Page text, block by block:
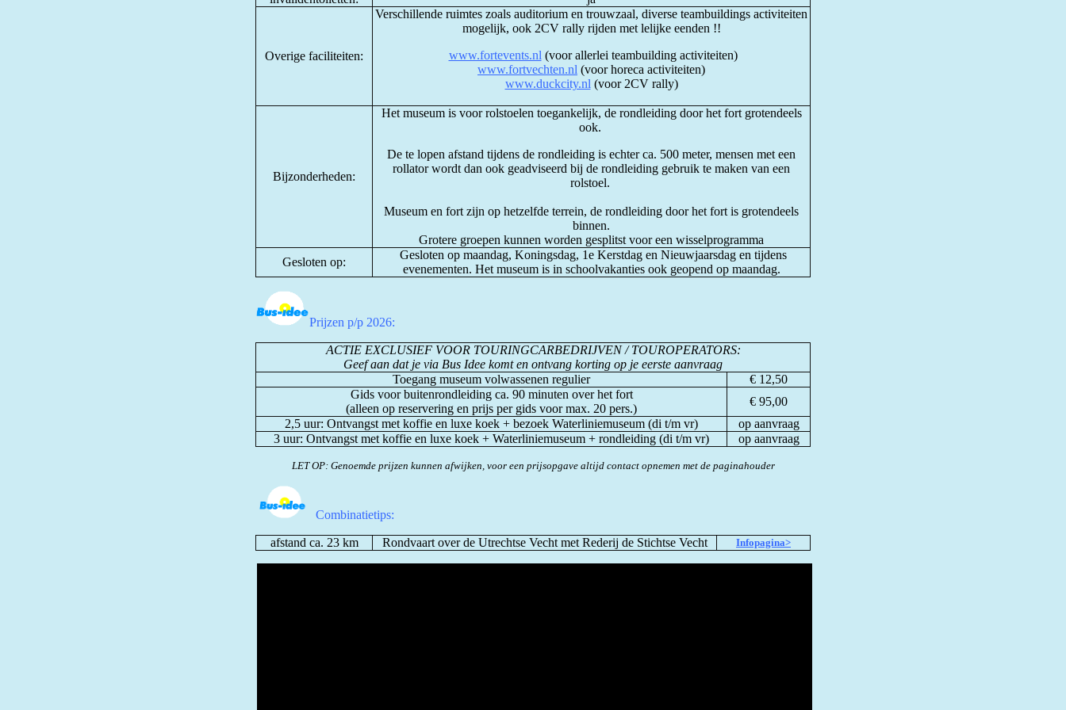
Overige faciliteiten:
Verschillende ruimtes zoals auditorium en trouwzaal, diverse teambuildings activiteiten
mogelijk, ook 2CV rally rijden met lelijke eenden !!
www.fortevents.nl (voor allerlei teambuilding activiteiten)
www.fortvechten.nl (voor horeca activiteiten)
www.duckcity.nl (voor 2CV rally)
Bijzonderheden:
Het museum is voor rolstoelen toegankelijk, de rondleiding door het fort grotendeels
ook.
De te lopen afstand tijdens de rondleiding is echter ca. 500 meter, mensen met een
rollator wordt dan ook geadviseerd bij de rondleiding gebruik te maken van een
rolstoel.
Museum en fort zijn op hetzelfde terrein, de rondleiding door het fort is grotendeels
binnen.
Grotere groepen kunnen worden gesplitst voor een wisselprogramma
Gesloten op:
Gesloten op maandag, Koningsdag, 1e Kerstdag en Nieuwjaarsdag en tijdens
evenementen. Het museum is in schoolvakanties ook geopend op maandag.
Prijzen p/p 2026:
ACTIE EXCLUSIEF VOOR TOURINGCARBEDRIJVEN / TOUROPERATORS:
Geef aan dat je via Bus Idee komt en ontvang korting op je eerste aanvraag
Toegang museum volwassenen regulier
€ 12,50
Gids voor buitenrondleiding ca. 90 minuten over het fort
(alleen op reservering en prijs per gids voor max. 20 pers.)
€ 95,00
2,5 uur: Ontvangst met koffie en luxe koek + bezoek Waterliniemuseum (di t/m vr)
op aanvraag
3 uur: Ontvangst met koffie en luxe koek + Waterliniemuseum + rondleiding (di t/m vr)
op aanvraag
LET OP: Genoemde prijzen kunnen afwijken, voor een prijsopgave altijd contact opnemen met de paginahouder
Combinatietips:
afstand ca. 23 km Rondvaart over de Utrechtse Vecht met Rederij de Stichtse Vecht Infopagina>